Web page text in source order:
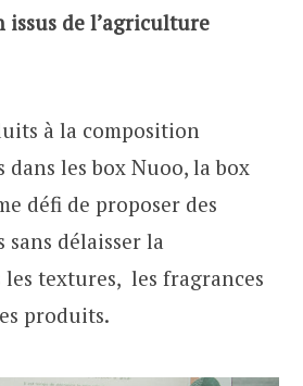
de l’agriculture
à la composition
les box Nuoo, la box
défi de proposer des
délaisser la
textures, les fragrances
produits.